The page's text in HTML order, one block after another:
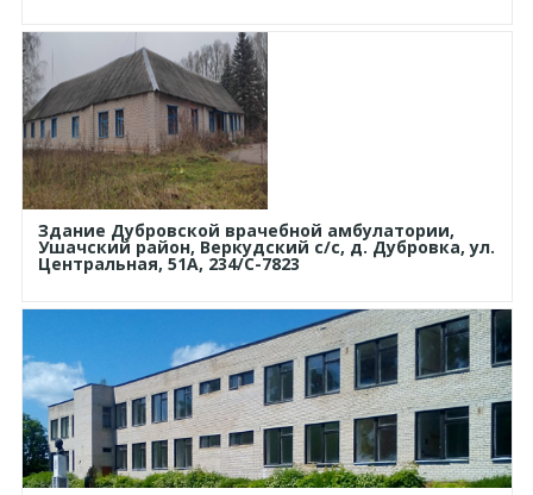
Здание Дубровской врачебной амбулатории,
Ушачский район, Веркудский с/с, д. Дубровка, ул.
Центральная, 51А, 234/С-7823